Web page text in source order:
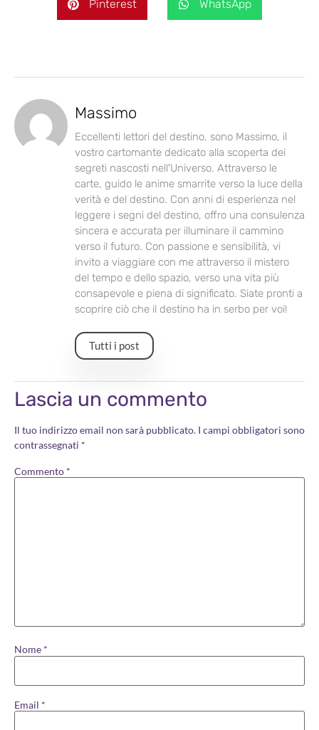
Pinterest WhatsApp
Massimo
Eccellenti lettori del destino, sono Massimo, il
vostro cartomante dedicato alla scoperta dei
segreti nascosti nell'Universo. Attraverso le
carte, guido le anime smarrite verso la luce della
verità e del destino. Con anni di esperienza nel
leggere i segni del destino, offro una consulenza
sincera e accurata per illuminare il cammino
verso il futuro. Con passione e sensibilità, vi
invito a viaggiare con me attraverso il mistero
del tempo e dello spazio, verso una vita più
consapevole e piena di significato. Siate pronti a
scoprire ciò che il destino ha in serbo per voi!
Tutti i post
Lascia un commento
Il tuo indirizzo email non sarà pubblicato. I campi obbligatori sono
contrassegnati *
Commento *
Nome *
Email *